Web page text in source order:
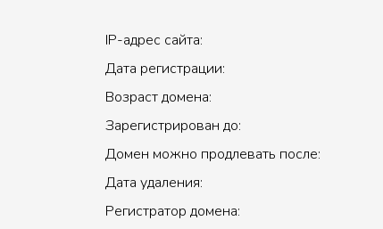
IP-адрес сайта:
Дата регистрации:
Возраст домена:
Зарегистрирован до:
Домен можно продлевать после:
Дата удаления:
Регистратор домена: